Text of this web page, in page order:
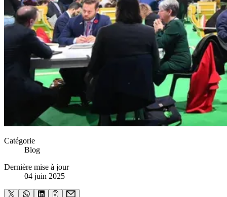
Catégorie
Blog
Dernière mise à jour
04 juin 2025